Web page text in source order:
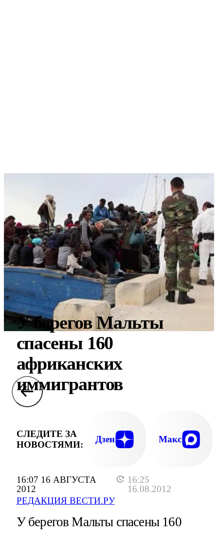
16:07 16 АВГУСТА
2012
16:25
16.08.2012
РЕДАКЦИЯ ВЕСТИ.РУ
У берегов Мальты
спасены 160
африканских
иммигрантов
СЛЕДИТЕ ЗА
НОВОСТЯМИ:
Дзен Макс
У берегов Мальты спасены 160